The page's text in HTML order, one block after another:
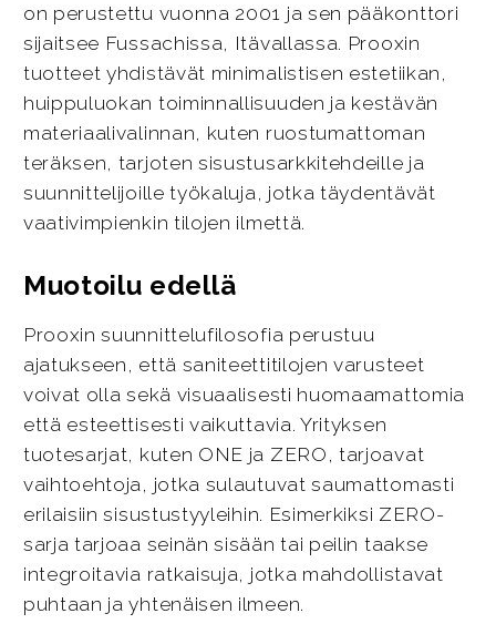
on perustettu vuonna 2001 ja sen pääkonttori
sijaitsee Fussachissa, Itävallassa. Prooxin
tuotteet yhdistävät minimalistisen estetiikan,
huippuluokan toiminnallisuuden ja kestävän
materiaalivalinnan, kuten ruostumattoman
teräksen, tarjoten sisustusarkkitehdeille ja
suunnittelijoille työkaluja, jotka täydentävät
vaativimpienkin tilojen ilmettä.
Muotoilu edellä
Prooxin suunnittelufilosofia perustuu
ajatukseen, että saniteettitilojen varusteet
voivat olla sekä visuaalisesti huomaamattomia
että esteettisesti vaikuttavia. Yrityksen
tuotesarjat, kuten ONE ja ZERO, tarjoavat
vaihtoehtoja, jotka sulautuvat saumattomasti
erilaisiin sisustustyyleihin. Esimerkiksi ZERO-
sarja tarjoaa seinän sisään tai peilin taakse
integroitavia ratkaisuja, jotka mahdollistavat
puhtaan ja yhtenäisen ilmeen.